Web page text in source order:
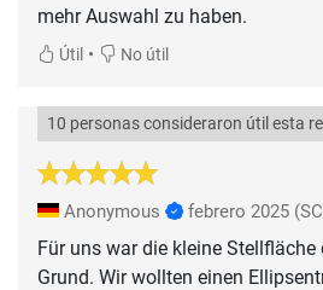
mehr Auswahl zu haben.
Útil • No útil
10 personas consideraron útil esta
Anonymous febrero 2025
Für uns war die kleine
Grund. Wir wollten einen